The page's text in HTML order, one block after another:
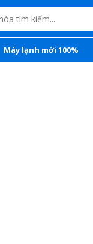
Máy lạnh mới 100%